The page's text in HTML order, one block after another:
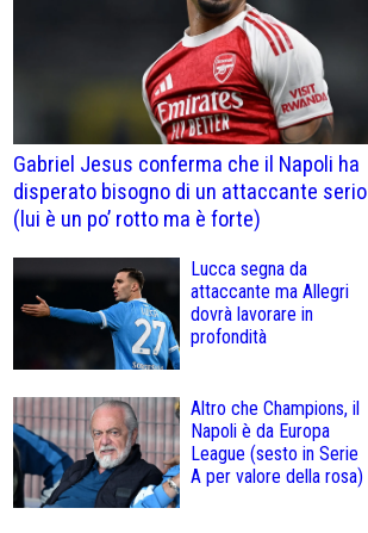
Gabriel Jesus conferma che il Napoli ha
disperato bisogno di un attaccante serio
(lui è un po’ rotto ma è forte)
Lucca segna da
attaccante ma Allegri
dovrà lavorare in
profondità
Altro che Champions, il
Napoli è da Europa
League (sesto in Serie
A per valore della rosa)